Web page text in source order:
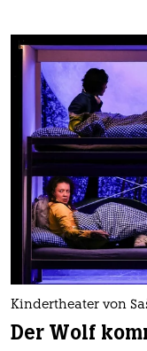
abo
genossenschaft
epaper login
Kindertheater von
Der Wolf